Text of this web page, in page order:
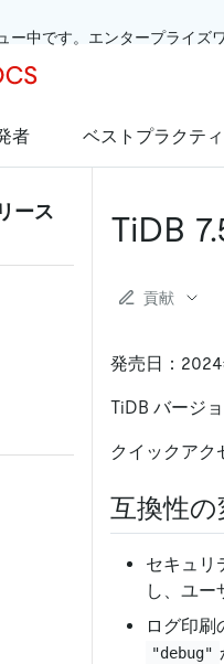
ー中です。エンタープライズ
者 ベストプラクテ
ース TiDB
貢献
発売日：
TiDB バージョ
クイックアク
互換性の
セキュリ
し、ユー
ログ印刷
"debug"